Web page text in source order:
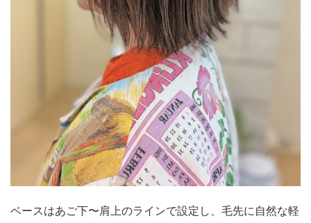
ベースはあご下〜肩上のラインで設定し、毛先に自然な軽